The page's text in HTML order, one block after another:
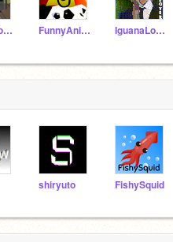
Tommylongeyelashes FunnyAnimatorJimTV IguanaLover
shiryuto FishySquid